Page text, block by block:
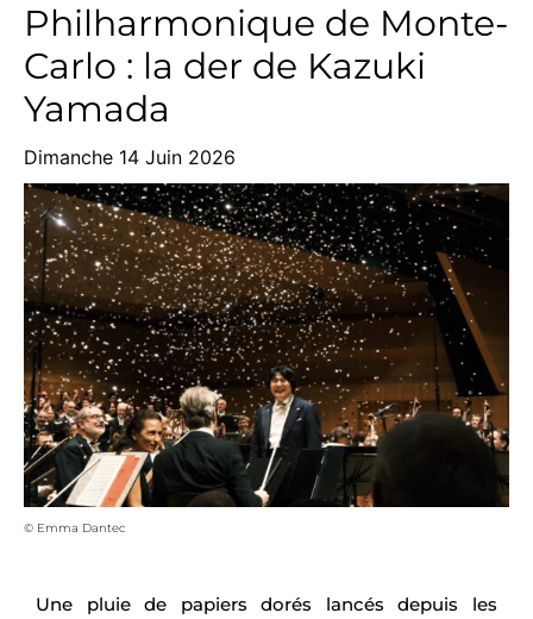
Philharmonique de Monte-
Carlo : la der de Kazuki
Yamada
Dimanche 14 Juin 2026
© Emma Dantec
Une pluie de papiers dorés lancés depuis les